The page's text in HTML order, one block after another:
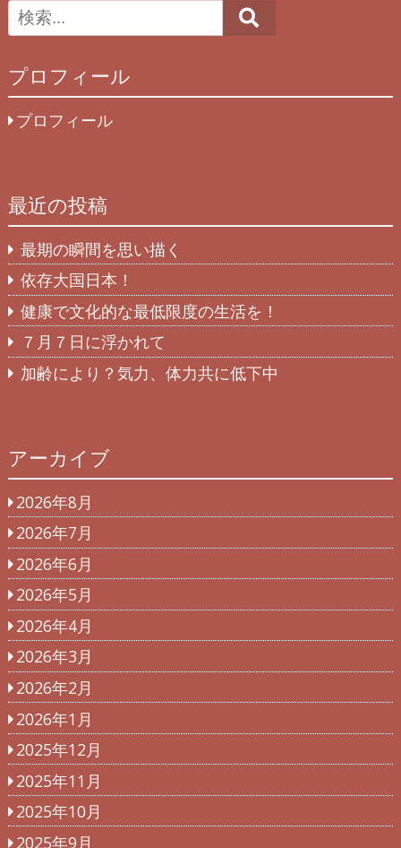
プロフィール
プロフィール
最近の投稿
最期の瞬間を思い描く
依存大国日本！
健康で文化的な最低限度の生活を！
７月７日に浮かれて
加齢により？気力、体力共に低下中
アーカイブ
2026年8月
2026年7月
2026年6月
2026年5月
2026年4月
2026年3月
2026年2月
2026年1月
2025年12月
2025年11月
2025年10月
2025年9月